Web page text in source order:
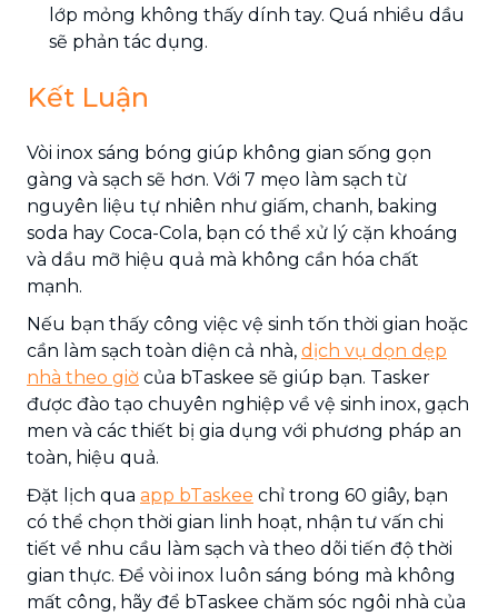
lớp mỏng không thấy dính tay. Quá nhiều dầu
sẽ phản tác dụng.
Kết Luận
Vòi inox sáng bóng giúp không gian sống gọn
gàng và sạch sẽ hơn. Với 7 mẹo làm sạch từ
nguyên liệu tự nhiên như giấm, chanh, baking
soda hay Coca-Cola, bạn có thể xử lý cặn khoáng
và dầu mỡ hiệu quả mà không cần hóa chất
mạnh.
Nếu bạn thấy công việc vệ sinh tốn thời gian hoặc
cần làm sạch toàn diện cả nhà, dịch vụ dọn dẹp
nhà theo giờ của bTaskee sẽ giúp bạn. Tasker
được đào tạo chuyên nghiệp về vệ sinh inox, gạch
men và các thiết bị gia dụng với phương pháp an
toàn, hiệu quả.
Đặt lịch qua app bTaskee chỉ trong 60 giây, bạn
có thể chọn thời gian linh hoạt, nhận tư vấn chi
tiết về nhu cầu làm sạch và theo dõi tiến độ thời
gian thực. Để vòi inox luôn sáng bóng mà không
mất công, hãy để bTaskee chăm sóc ngôi nhà của